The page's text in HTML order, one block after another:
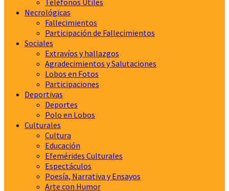
Teléfonos Útiles
Necrológicas
Fallecimientos
Participación de Fallecimientos
Sociales
Extravíos y hallazgos
Agradecimientos y Salutaciones
Lobos en Fotos
Participaciones
Deportivas
Deportes
Polo en Lobos
Culturales
Cultura
Educación
Efemérides Culturales
Espectáculos
Poesía, Narrativa y Ensayos
Arte con Humor